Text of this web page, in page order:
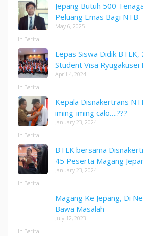
Jepang Butuh 500
Peluang Emas Bagi NTB
May 6, 2025
In Berita
Lepas Siswa Didik
Student Visa
April 4, 2024
In Berita
Kepala Disnakertrans
iming-iming calo….???
January 23, 2024
In Berita
BTLK bersama
45 Peserta Magang
January 23, 2024
In Berita
Magang Ke Jepang, Di
Bawa Masalah
July 12, 2023
In Berita